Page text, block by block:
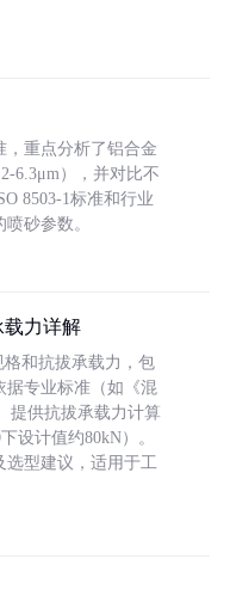
，重点分析了铝合金
6.3μm），并对比不
8503-1标准和行业
砂参数。
载力详解
和抗拔承载力，包
据专业标准（如《混
提供抗拔承载力计算
设计值约80kN）。
选型建议，适用于工